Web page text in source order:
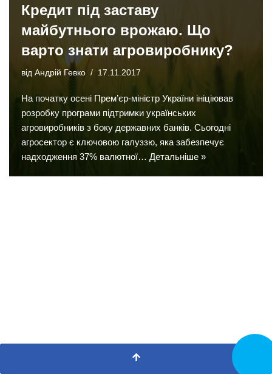
Кредит під заставу
майбутнього врожаю. Що
варто знати агровиробнику?
від Андрій Гевко 17.11.2017
На початку осені Прем’єр-міністр України ініціював
розробку програми підтримки українських
агровиробників з боку державних банків. Сьогодні
агросектор є ключовою галуззю, яка забезпечує
надходження 37% валютної… Детальніше »